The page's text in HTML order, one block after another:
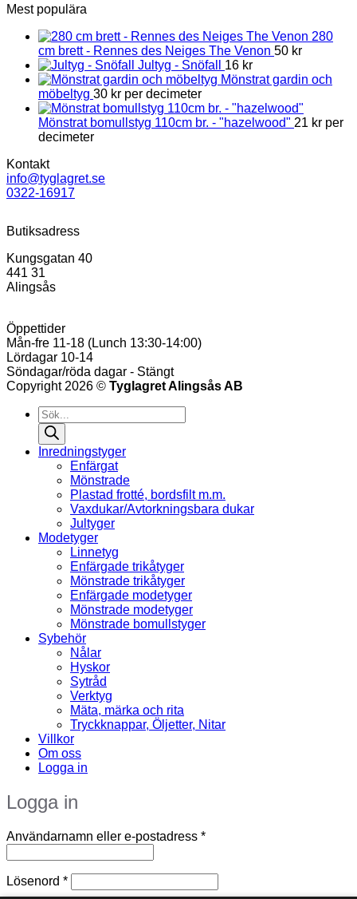
Mest populära
280
cm brett - Rennes des Neiges The Venon 50 kr
Jultyg - Snöfall
16 kr
Mönstrat gardin och
möbeltyg 30 kr per decimeter
Mönstrat bomullstyg 110cm br. - "hazelwood" 21 kr per
decimeter
Kontakt
info@tyglagret.se
0322-16917
Butiksadress
Kungsgatan 40
441 31
Alingsås
Öppettider
Mån-fre 11-18 (Lunch 13:30-14:00)
Lördagar 10-14
Söndagar/röda dagar - Stängt
Copyright 2026 © Tyglagret Alingsås AB
Products
search
Inredningstyger
Enfärgat
Mönstrade
Plastad frotté, bordsfilt m.m.
Vaxdukar/Avtorkningsbara dukar
Jultyger
Modetyger
Linnetyg
Enfärgade trikåtyger
Mönstrade trikåtyger
Enfärgade modetyger
Mönstrade modetyger
Mönstrade bomullstyger
Sybehör
Nålar
Hyskor
Sytråd
Verktyg
Mäta, märka och rita
Tryckknappar, Öljetter, Nitar
Villkor
Om oss
Logga in
Logga in
Användarnamn eller e-postadress *Obligatoriskt
Lösenord *Obligatoriskt